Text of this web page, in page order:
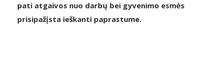
pati atgaivos nuo darbų bei gyvenimo esmės
prisipažįsta ieškanti paprastume.